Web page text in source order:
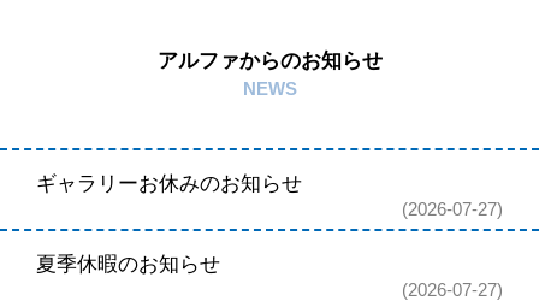
アルファからのお知らせ
NEWS
ギャラリーお休みのお知らせ
2026-07-27
夏季休暇のお知らせ
2026-07-27